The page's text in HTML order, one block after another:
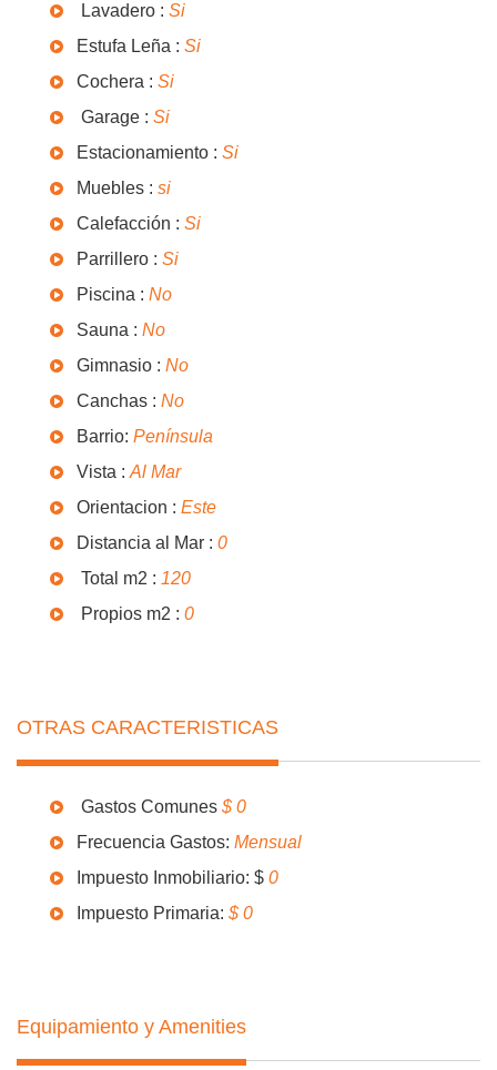
Lavadero : Si
Estufa Leña : Si
Cochera : Si
Garage : Si
Estacionamiento : Si
Muebles : si
Calefacción : Si
Parrillero : Si
Piscina : No
Sauna : No
Gimnasio : No
Canchas : No
Barrio: Península
Vista : Al Mar
Orientacion : Este
Distancia al Mar : 0
Total m2 : 120
Propios m2 : 0
OTRAS CARACTERISTICAS
Gastos Comunes $ 0
Frecuencia Gastos: Mensual
Impuesto Inmobiliario: $ 0
Impuesto Primaria: $ 0
Equipamiento y Amenities